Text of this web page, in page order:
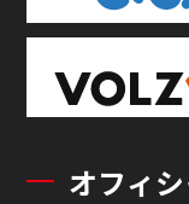
オフィ